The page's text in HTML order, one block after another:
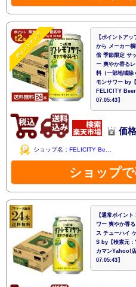
ポイントアップ
【ポイントア
から メーカー
倍 季節限定 サ
ー 爽やか香る
料（一部地域除
モンサワー by
FELICITY
07:05:43】
価
ショップ名： FELICITY Be…
ショップ
【通常ポイン
ワー 爽やか香
ス チューハイ
S by【検索元：
カマンYahoo!
07:05:43】